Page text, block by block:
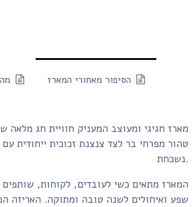
הסיפור מאחורי המארז
מארז חגיגי ומעוצב המעניק חוויית חג
טהור מפרחי בר לצד צנצנת זכוכית ייחודית
נשכחת.
המארז מתאים כשי לעובדים, לקוחות,
שפע ואיחולים לשנה טובה ומתוקה. האריזה